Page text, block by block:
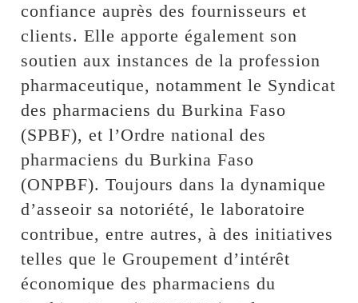
confiance auprès des fournisseurs et
clients. Elle apporte également son
soutien aux instances de la profession
pharmaceutique, notamment le Syndicat
des pharmaciens du Burkina Faso
(SPBF), et l’Ordre national des
pharmaciens du Burkina Faso
(ONPBF). Toujours dans la dynamique
d’asseoir sa notoriété, le laboratoire
contribue, entre autres, à des initiatives
telles que le Groupement d’intérêt
économique des pharmaciens du